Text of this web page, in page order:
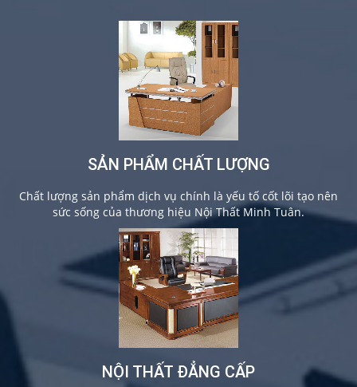
SẢN PHẨM CHẤT LƯỢNG
Chất lượng sản phẩm dịch vụ chính là yếu tố cốt lõi tạo nên
sức sống của thương hiệu Nội Thất Minh Tuân.
NỘI THẤT ĐẲNG CẤP